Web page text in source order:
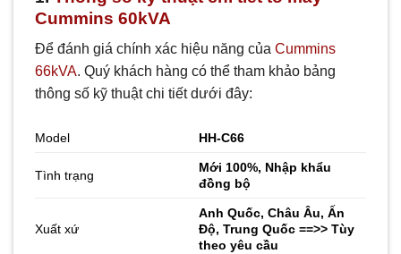
Cummins 60kVA
Để đánh giá chính xác hiệu năng của Cummins
66kVA. Quý khách hàng có thể tham khảo bảng
thông số kỹ thuật chi tiết dưới đây:
Model HH-C66
Tình trạng
Mới 100%, Nhập khẩu
đồng bộ
Xuất xứ
Anh Quốc, Châu Âu, Ấn
Độ, Trung Quốc ==>> Tùy
theo yêu cầu